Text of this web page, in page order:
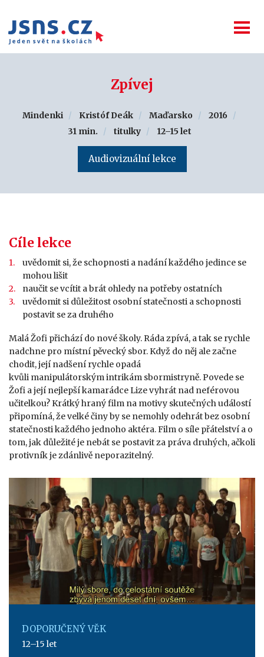
Zpívej
Mindenki Kristóf Deák Maďarsko
2016
31 min.
titulky 12–15 let
Audiovizuální lekce
Cíle lekce
uvědomit si, že schopnosti a nadání každého jedince se
mohou lišit
naučit se vcítit a brát ohledy na potřeby ostatních
uvědomit si důležitost osobní statečnosti a schopnosti
postavit se za druhého
Malá Žofi přichází do nové školy. Ráda zpívá, a tak se rychle
nadchne pro místní pěvecký sbor. Když do něj ale začne
chodit, její nadšení rychle opadá
kvůli manipulátorským intrikám sbormistryně. Povede se
Žofi a její nejlepší kamarádce Lize vyhrát nad neférovou
učitelkou? Krátký hraný film na motivy skutečných událostí
připomíná, že velké činy by se nemohly odehrát bez osobní
statečnosti každého jednoho aktéra. Film o síle přátelství a o
tom, jak důležité je nebát se postavit za práva druhých, ačkoli
protivník je zdánlivě neporazitelný.
DOPORUČENÝ VĚK
12–15 let